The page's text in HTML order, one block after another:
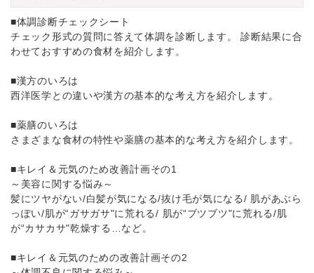
■体調診断チェックシート
チェック形式の質問に答えて体調を診断します。 診断結果に合
わせておすすめの食材を紹介します。
■漢方のいろは
西洋医学との違いや漢方の基本的な考え方を紹介します。
■薬膳のいろは
さまざまな食材の特性や薬膳の基本的な考え方を紹介します。
■キレイ＆元気のため改善計画その1
～美容に関する悩み～
髪にツヤがない/白髪が気になる/抜け毛が気になる/ 肌があぶら
っぽい/肌が“ガサガサ"に荒れる/ 肌が“ブツブツ"に荒れる/肌
が“カサカサ"乾燥する…など。
■キレイ＆元気のための改善計画その2